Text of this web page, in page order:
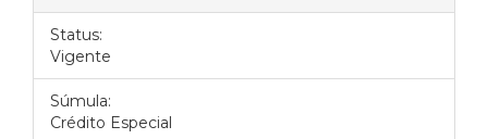
Status:
Vigente
Súmula:
Crédito Especial